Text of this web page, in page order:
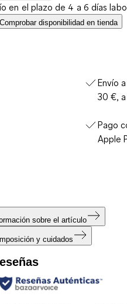
en el plazo de 4 a 6 días
Comprobar disponibilidad en tienda
Envío
30 €,
Pago
Apple
sobre el artículo
y cuidados